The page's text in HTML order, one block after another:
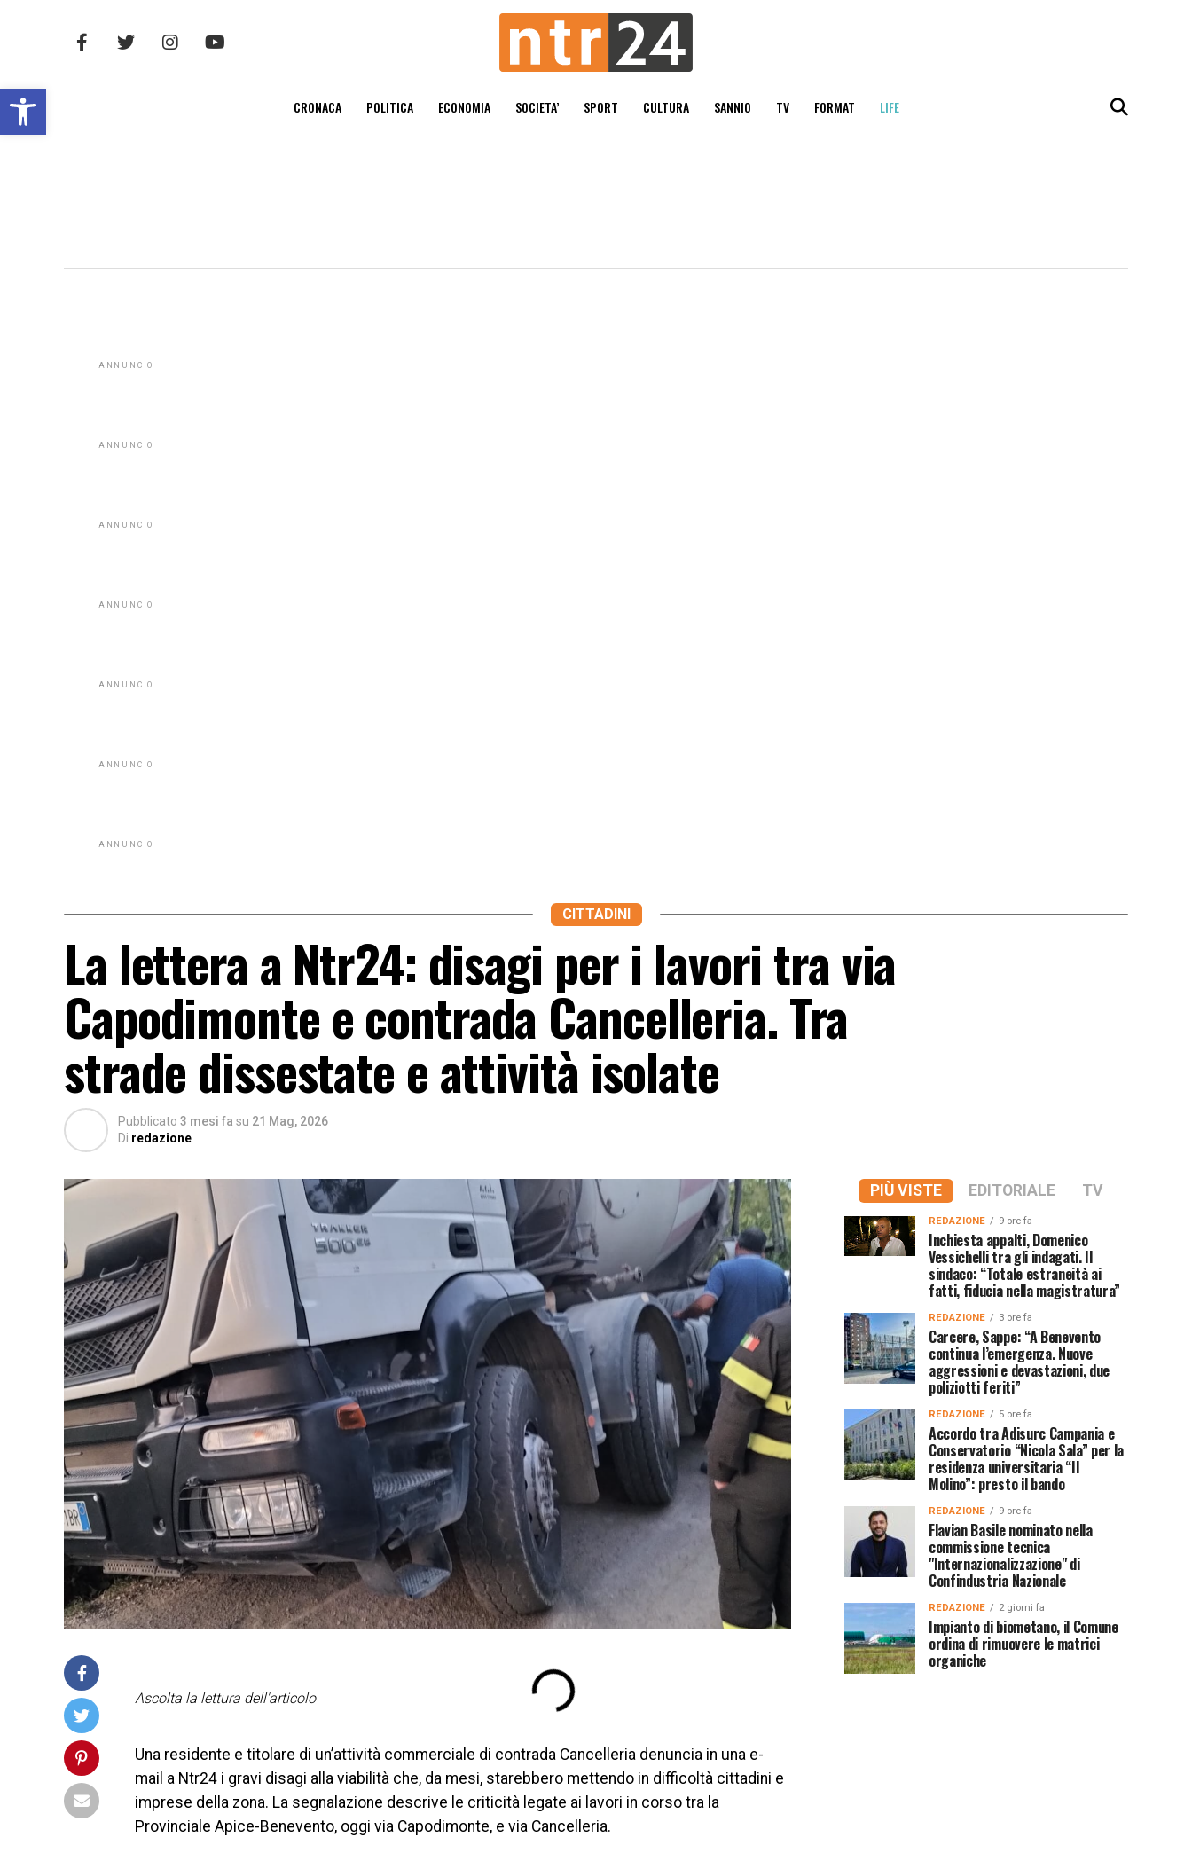
Open toolbar CRONACA POLITICA ECONOMIA SOCIETA’ SPORT CULTURA SANNIO TV FORMAT LIFE
ANNUNCIO
ANNUNCIO
ANNUNCIO
ANNUNCIO
ANNUNCIO
ANNUNCIO
ANNUNCIO
CITTADINI
La lettera a Ntr24: disagi per i lavori tra via
Capodimonte e contrada Cancelleria. Tra
strade dissestate e attività isolate
Pubblicato 3 mesi fa su 21 Mag, 2026
Di redazione
Ascolta la lettura dell'articolo
Una residente e titolare di un’attività commerciale di contrada Cancelleria denuncia in una e-
mail a Ntr24 i gravi disagi alla viabilità che, da mesi, starebbero mettendo in difficoltà cittadini e
imprese della zona. La segnalazione descrive le criticità legate ai lavori in corso tra la
Provinciale Apice-Benevento, oggi via Capodimonte, e via Cancelleria.
PIÙ VISTE EDITORIALE TV
REDAZIONE 9 ore fa
Inchiesta appalti, Domenico
Vessichelli tra gli indagati. Il
sindaco: “Totale estraneità ai
fatti, fiducia nella magistratura”
REDAZIONE 3 ore fa
Carcere, Sappe: “A Benevento
continua l’emergenza. Nuove
aggressioni e devastazioni, due
poliziotti feriti”
REDAZIONE 5 ore fa
Accordo tra Adisurc Campania e
Conservatorio “Nicola Sala” per la
residenza universitaria “Il
Molino”: presto il bando
REDAZIONE 9 ore fa
Flavian Basile nominato nella
commissione tecnica
"Internazionalizzazione" di
Confindustria Nazionale
REDAZIONE 2 giorni fa
Impianto di biometano, il Comune
ordina di rimuovere le matrici
organiche